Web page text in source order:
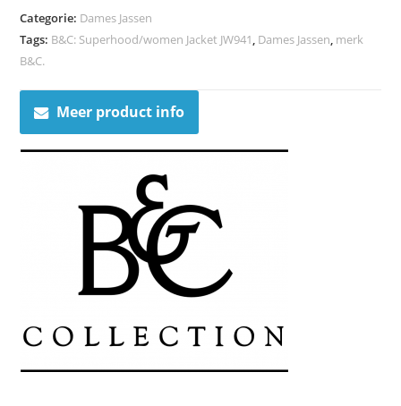
Categorie: Dames Jassen
Tags: B&C: Superhood/women Jacket JW941 Dames Jassen merk
B&C.
Meer product info